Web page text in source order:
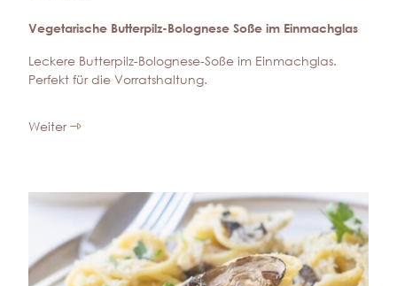
Vegetarische Butterpilz-Bolognese Soße im Einmachglas
Leckere Butterpilz-Bolognese-Soße im Einmachglas.
Perfekt für die Vorratshaltung.
Weiter